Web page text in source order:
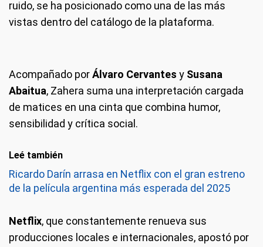
ruido, se ha posicionado como una de las más
vistas dentro del catálogo de la plataforma.
Acompañado porÁlvaro Cervantes y Susana
Abaitua, Zahera suma una interpretación cargada
de matices en una cinta que combina humor,
sensibilidad y crítica social.
Leé también
Ricardo Darín arrasa en Netflix con el gran estreno
de la película argentina más esperada del 2025
Netflix, que constantemente renueva sus
producciones locales e internacionales, apostó por